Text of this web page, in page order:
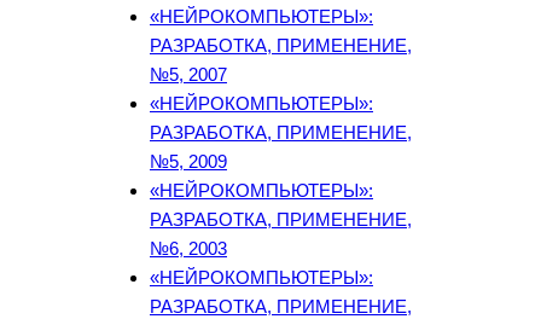
«НЕЙРОКОМПЬЮТЕРЫ»:
РАЗРАБОТКА, ПРИМЕНЕНИЕ,
№5, 2007
«НЕЙРОКОМПЬЮТЕРЫ»:
РАЗРАБОТКА, ПРИМЕНЕНИЕ,
№5, 2009
«НЕЙРОКОМПЬЮТЕРЫ»:
РАЗРАБОТКА, ПРИМЕНЕНИЕ,
№6, 2003
«НЕЙРОКОМПЬЮТЕРЫ»:
РАЗРАБОТКА, ПРИМЕНЕНИЕ,